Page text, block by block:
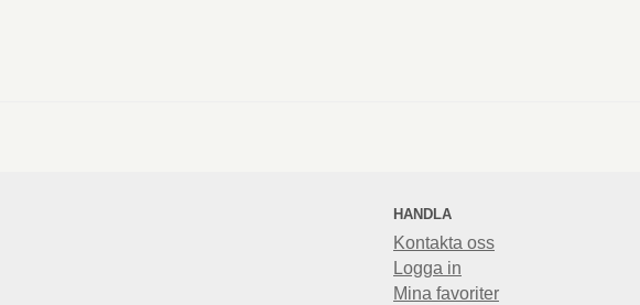
HANDLA
Kontakta oss
Logga in
Mina favoriter